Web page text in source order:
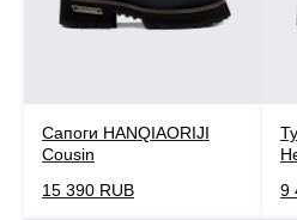
Сапоги HANQIAORIJI
Cousin
15 390 RUB
9